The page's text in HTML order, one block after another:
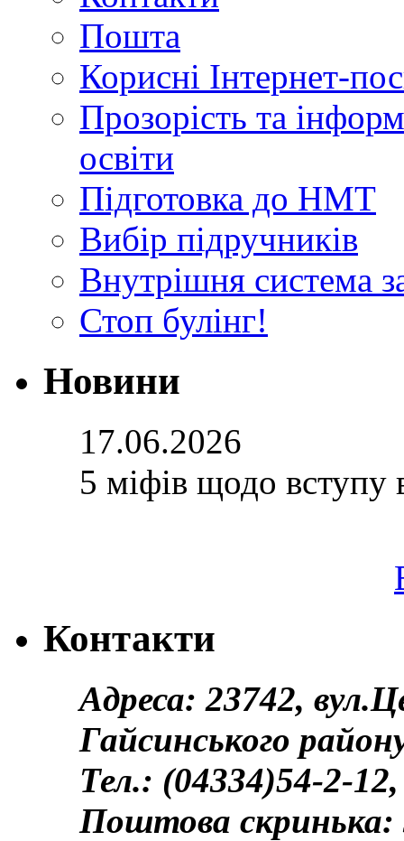
Пошта
Корисні Інтернет-
Прозорість та
освіти
Підготовка до НМТ
Вибір підручників
Внутрішня система
Стоп булінг!
Новини
17.06.2026
5 міфів щодо вступу
Контакти
Адреса: 23742,
Гайсинського
Тел.: (04334)54-2-
Поштова скринька: